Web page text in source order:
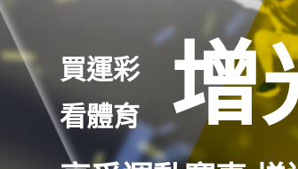
買運彩
看體育
增